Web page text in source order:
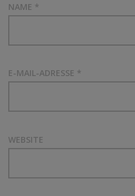
NAME *
E-MAIL-ADRESSE *
WEBSITE